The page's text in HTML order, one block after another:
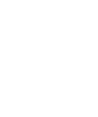
der
und ihre
für die
in:
Medizinische
Die
des Bades
und die